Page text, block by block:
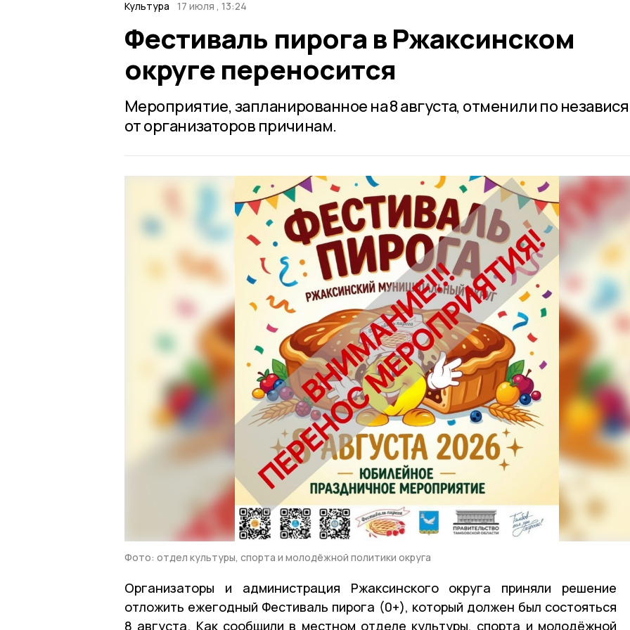
Культура 17 июля , 13:24
Фестиваль пирога в Ржаксинском
округе переносится
Мероприятие, запланированное на 8 августа, отменили по
от организаторов причинам.
Фото: отдел культуры, спорта и молодёжной политики округа
Организаторы и администрация Ржаксинского округа приняли решение
отложить ежегодный Фестиваль пирога (0+), который должен был состояться
8 августа. Как сообщили в местном отделе культуры, спорта и молодёжной